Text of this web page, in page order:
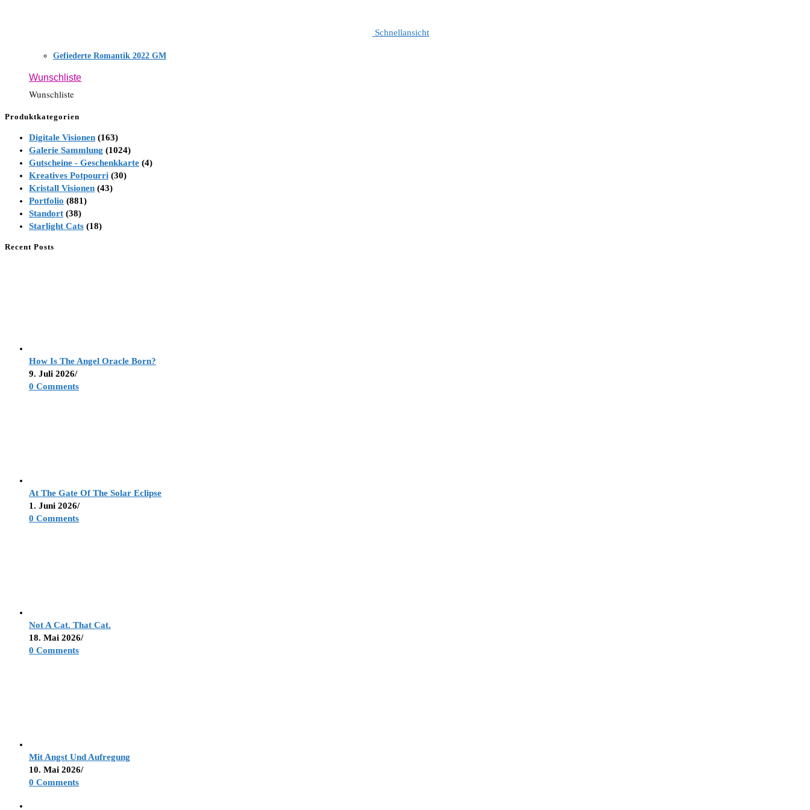
Schnellansicht
Gefiederte Romantik 2022 GM
Wunschliste
Wunschliste
Produktkategorien
Digitale Visionen (163)
Galerie Sammlung (1024)
Gutscheine - Geschenkkarte (4)
Kreatives Potpourri (30)
Kristall Visionen (43)
Portfolio (881)
Standort (38)
Starlight Cats (18)
Recent Posts
How Is The Angel Oracle Born?
9. Juli 2026/
0 Comments
At The Gate Of The Solar Eclipse
1. Juni 2026/
0 Comments
Not A Cat. That Cat.
18. Mai 2026/
0 Comments
Mit Angst Und Aufregung
10. Mai 2026/
0 Comments